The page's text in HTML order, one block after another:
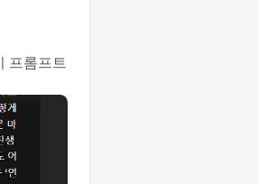
프롬프트